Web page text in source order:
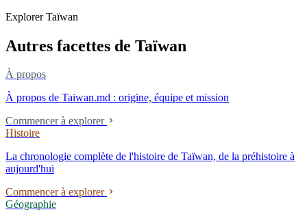
abaisser les barrières. Une entreprise qui fabrique des avions
deuxième usine dans l'Ohio.
Explorer Taïwan
Autres facettes de Taïwan
À propos
À propos de Taiwan.md : origine, équipe et mission
Commencer à explorer
Histoire
La chronologie complète de l'histoire de Taïwan, de la préhistoire à
aujourd'hui
Commencer à explorer
Géographie